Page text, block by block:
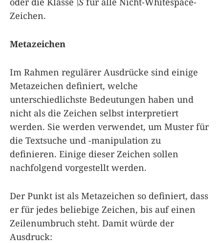
Zeichen.
Metazeichen
Im Rahmen regulärer Ausdrücke sind einige
Metazeichen definiert, welche
unterschiedlichste Bedeutungen haben und
nicht als die Zeichen selbst interpretiert
werden. Sie werden verwendet, um Muster für
die Textsuche und -manipulation zu
definieren. Einige dieser Zeichen sollen
nachfolgend vorgestellt werden.
Der Punkt ist als Metazeichen so definiert, dass
er für jedes beliebige Zeichen, bis auf einen
Zeilenumbruch steht. Damit würde der
Ausdruck: